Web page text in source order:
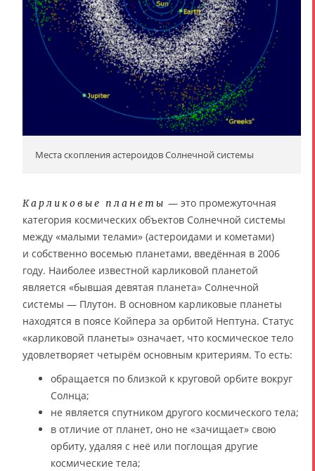
Места скопления астероидов Солнечной системы
Карликовые планеты — это промежуточная
категория космических объектов Солнечной системы
между «малыми телами» (астероидами и кометами)
и собственно восемью планетами, введённая в 2006
году. Наиболее известной карликовой планетой
является «бывшая девятая планета» Солнечной
системы — Плутон. В основном карликовые планеты
находятся в поясе Койпера за орбитой Нептуна. Статус
«карликовой планеты» означает, что космическое тело
удовлетворяет четырём основным критериям. То есть:
обращается по близкой к круговой орбите вокруг
Солнца;
не является спутником другого космического тела;
в отличие от планет, оно не «зачищает» свою
орбиту, удаляя с неё или поглощая другие
космические тела;